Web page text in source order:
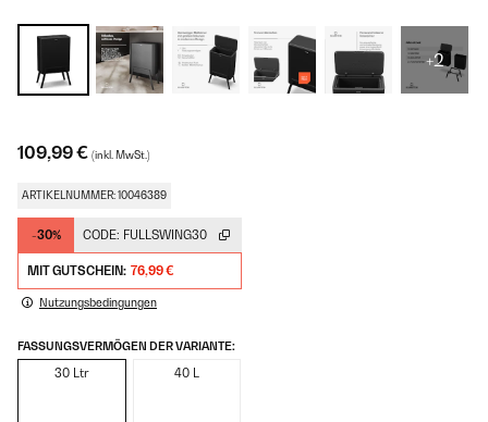
+2
109,99 € (inkl. MwSt.)
ARTIKELNUMMER: 10046389
-30% CODE: FULLSWING30
MIT GUTSCHEIN: 76,99 €
Nutzungsbedingungen
FASSUNGSVERMÖGEN DER VARIANTE:
30 Ltr 40 L